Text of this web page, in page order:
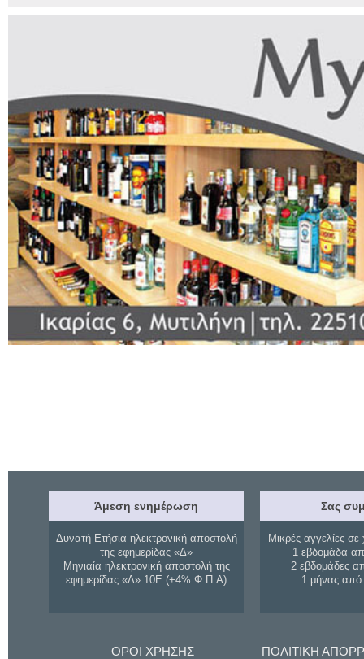
Άμεση ενημέρωση
Δυνατή Ετήσια ηλεκτρονική αποστολή
της εφημερίδας «Δ»
Μηνιαία ηλεκτρονική αποστολή της
εφημερίδας «Δ» 10Ε (+4% Φ.Π.Α)
Σας
Μικρές αγγελίες σε
1 εβδομάδα
2 εβδομάδες
1 μήνας
ΟΡΟΙ ΧΡΗΣΗΣ ΠΟΛΙΤΙΚΗ